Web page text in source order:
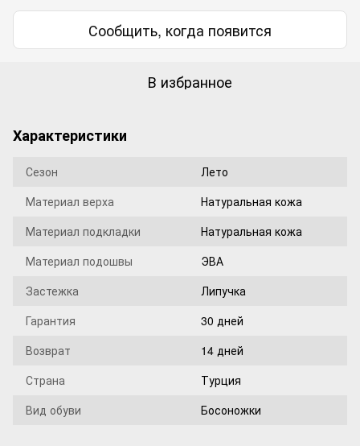
Сообщить, когда появится
В избранное
Характеристики
Сезон
Лето
Материал верха
Натуральная кожа
Материал подкладки
Натуральная кожа
Материал подошвы
ЭВА
Застежка
Липучка
Гарантия
30 дней
Возврат
14 дней
Страна
Турция
Вид обуви
Босоножки